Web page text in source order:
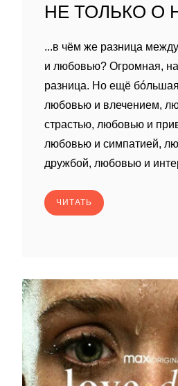
НЕ ТОЛЬКО О
...в чём же разница
и любовью? Огромная,
разница. Но ещё
любовью и влечением,
страстью, любовью и
любовью и симпатией,
дружбой, любовью и
ЧИТАТЬ